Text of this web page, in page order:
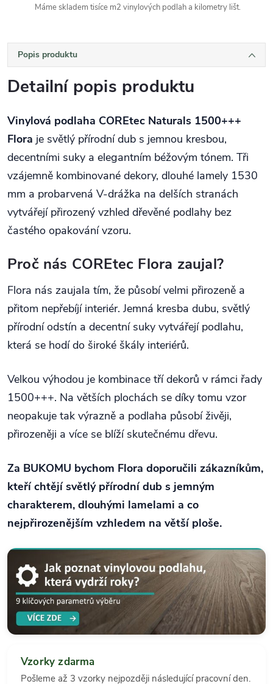
Máme skladem tisíce m2 vinylových podlah a kilometry lišt.
Popis produktu
Detailní popis produktu
Vinylová podlaha COREtec Naturals 1500+++
Flora je světlý přírodní dub s jemnou kresbou,
decentními suky a elegantním béžovým tónem. Tři
vzájemně kombinované dekory, dlouhé lamely 1530
mm a probarvená V-drážka na delších stranách
vytvářejí přirozený vzhled dřevěné podlahy bez
častého opakování vzoru.
Proč nás COREtec Flora zaujal?
Flora nás zaujala tím, že působí velmi přirozeně a
přitom nepřebíjí interiér. Jemná kresba dubu, světlý
přírodní odstín a decentní suky vytvářejí podlahu,
která se hodí do široké škály interiérů.
Velkou výhodou je kombinace tří dekorů v rámci řady
1500+++. Na větších plochách se díky tomu vzor
neopakuje tak výrazně a podlaha působí živěji,
přirozeněji a více se blíží skutečnému dřevu.
Za BUKOMU bychom Flora doporučili zákazníkům,
kteří chtějí světlý přírodní dub s jemným
charakterem, dlouhými lamelami a co
nejpřirozenějším vzhledem na větší ploše.
Vzorky zdarma
Pošleme až 3 vzorky nejpozději následující pracovní den.